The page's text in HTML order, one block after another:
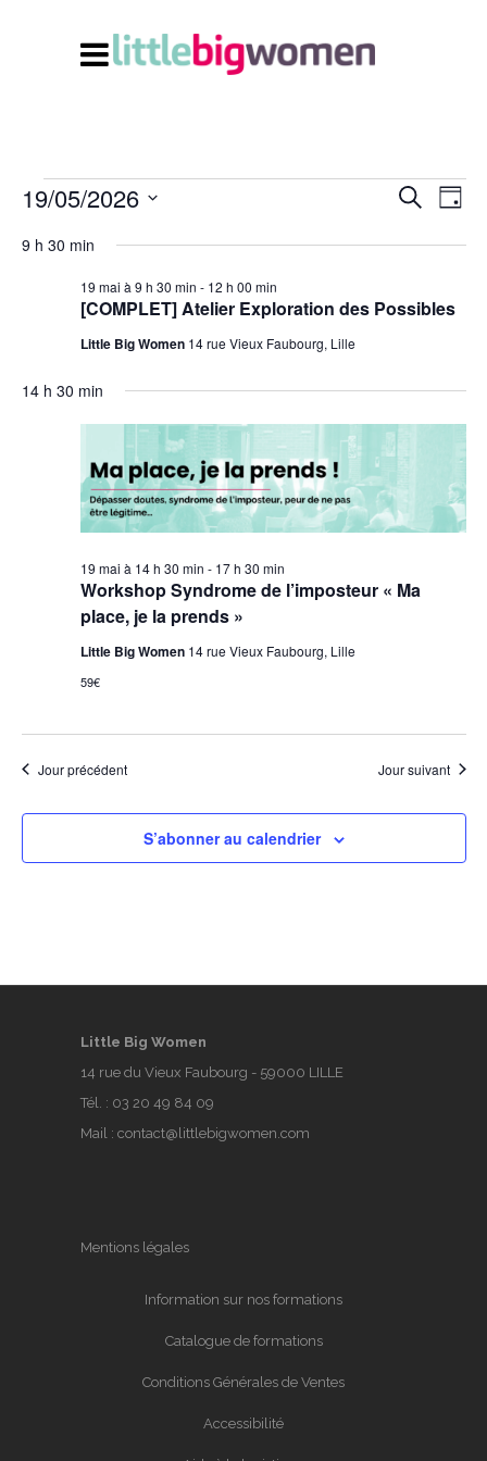
Évènements
for
2026
Recherche
de
Jour
19/05/2026
9 h 30 min
[COMPLET] Atelier Exploration des Possibles
19 mai à 9 h 30 min - 12 h 00 min
Little Big Women 14 rue Vieux Faubourg, Lille
14 h 30 min
Workshop Syndrome de l’imposteur « Ma
place, je la prends »
19 mai à 14 h 30 min - 17 h 30 min
Little Big Women 14 rue Vieux Faubourg, Lille
59€
Jour précédent Jour suivant
S’abonner au calendrier
Little Big Women
14 rue du Vieux Faubourg - 59000 LILLE
Tél. : 03 20 49 84 09
Mail : contact@littlebigwomen.com
Mentions légales
Information sur nos formations
Catalogue de formations
Conditions Générales de Ventes
Accessibilité